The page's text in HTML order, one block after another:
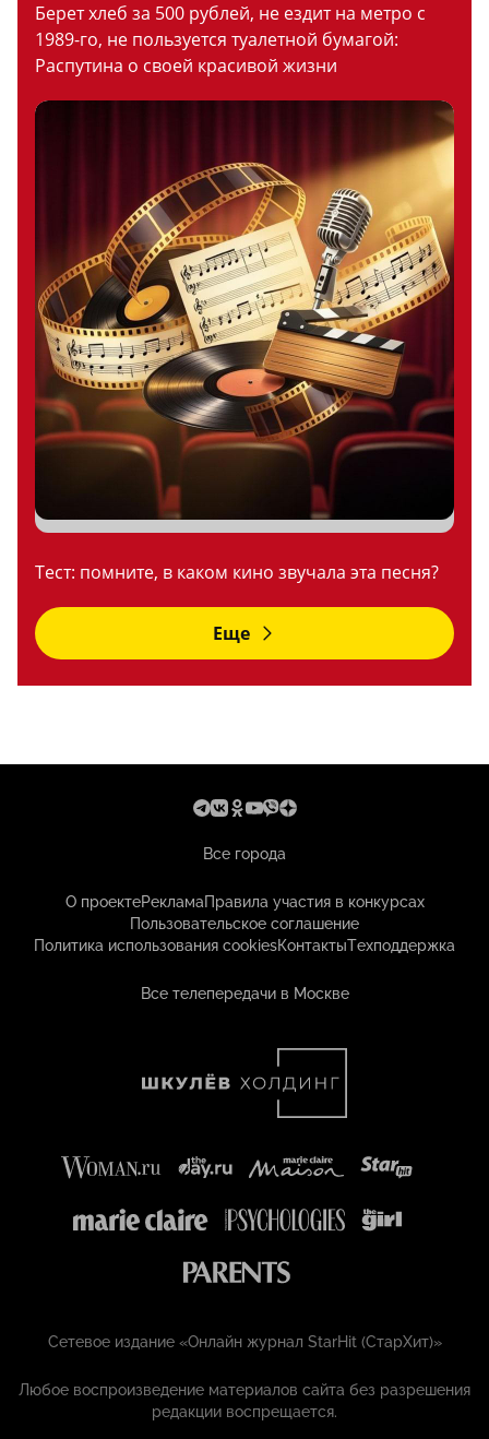
Берет хлеб за 500 рублей, не ездит на метро с
1989-го, не пользуется туалетной бумагой:
Распутина о своей красивой жизни
Тест: помните, в каком кино звучала эта песня?
Еще
Все города
О проектеРекламаПравила участия в конкурсах
Пользовательское соглашение
Политика использования cookiesКонтактыТехподдержка
Все телепередачи в Москве
Сетевое издание «Онлайн журнал StarHit (СтарХит)»
Любое воспроизведение материалов сайта без разрешения
редакции воспрещается.